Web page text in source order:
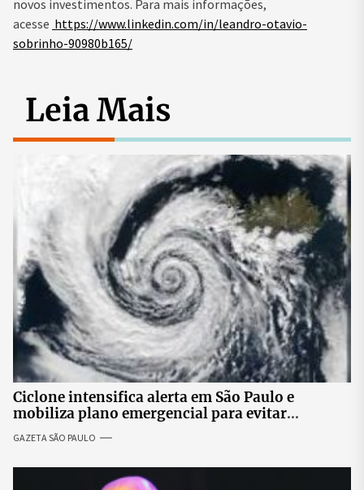
novos investimentos. Para mais informações,
acesse https://www.linkedin.com/in/leandro-otavio-
sobrinho-90980b165/
Leia Mais
Ciclone intensifica alerta em São Paulo e
mobiliza plano emergencial para evitar
impactos no fornecimento de energia
GAZETA SÃO PAULO